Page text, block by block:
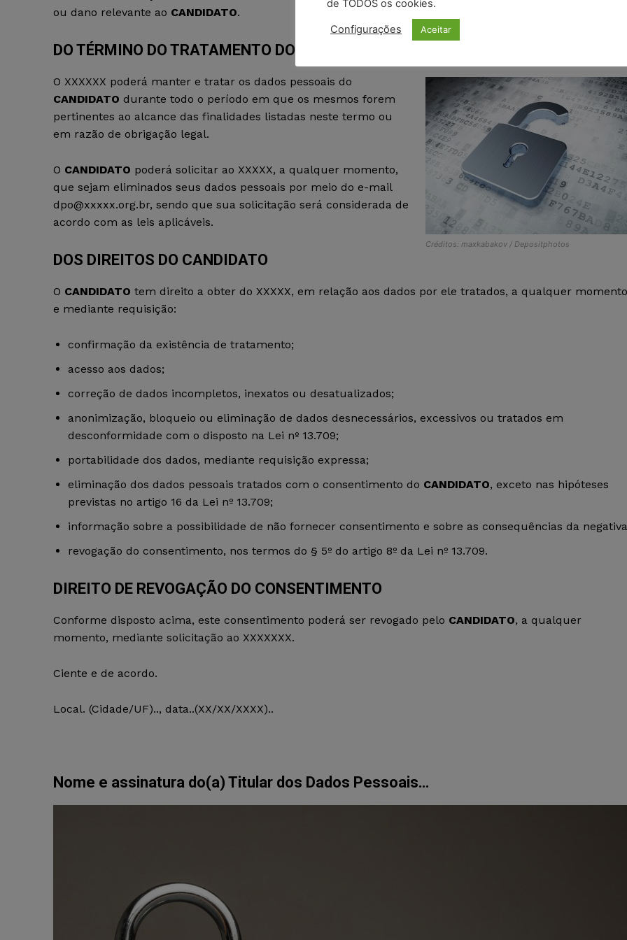
ou dano relevante ao CANDIDATO.
DO TÉRMINO DO TRATAMENTO DOS DADOS
Créditos: maxkabakov / Depositphotos
O XXXXXX poderá manter e tratar os dados pessoais do
CANDIDATO durante todo o período em que os mesmos forem
pertinentes ao alcance das finalidades listadas neste termo ou
em razão de obrigação legal.
O CANDIDATO poderá solicitar ao XXXXX, a qualquer momento,
que sejam eliminados seus dados pessoais por meio do e-mail
dpo@xxxxx.org.br, sendo que sua solicitação será considerada de
acordo com as leis aplicáveis.
DOS DIREITOS DO CANDIDATO
O CANDIDATO tem direito a obter do XXXXX, em relação aos dados por ele tratados, a qualquer momento
e mediante requisição:
confirmação da existência de tratamento;
acesso aos dados;
correção de dados incompletos, inexatos ou desatualizados;
anonimização, bloqueio ou eliminação de dados desnecessários, excessivos ou tratados em
desconformidade com o disposto na Lei nº 13.709;
portabilidade dos dados, mediante requisição expressa;
eliminação dos dados pessoais tratados com o consentimento do CANDIDATO, exceto nas hipóteses
previstas no artigo 16 da Lei nº 13.709;
informação sobre a possibilidade de não fornecer consentimento e sobre as consequências da
revogação do consentimento, nos termos do § 5º do artigo 8º da Lei nº 13.709.
DIREITO DE REVOGAÇÃO DO CONSENTIMENTO
Conforme disposto acima, este consentimento poderá ser revogado pelo CANDIDATO, a qualquer
momento, mediante solicitação ao XXXXXXX.
Ciente e de acordo.
Local. (Cidade/UF).., data..(XX/XX/XXXX)..
Nome e assinatura do(a) Titular dos Dados Pessoais…
de TODOS os cookies.
Configurações Aceitar